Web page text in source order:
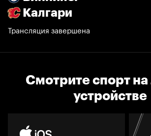
Калгари
Трансляция завершена
Смотрите спорт
устройстве